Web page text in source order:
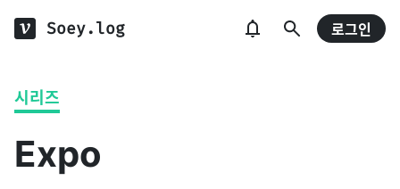
Soey.log 로그인
시리즈
Expo